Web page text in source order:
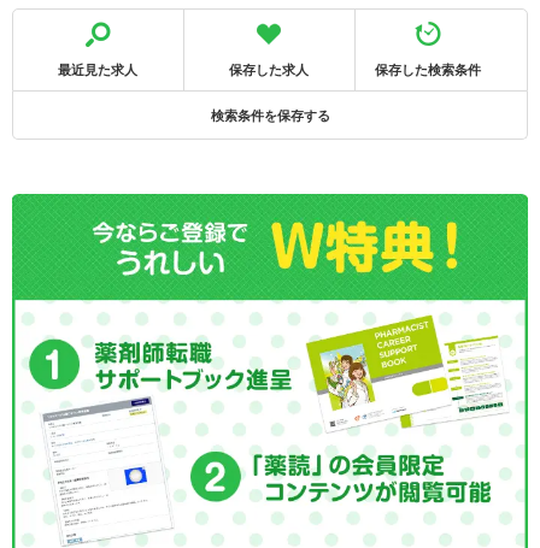
最近見た求人 保存した求人 保存した検索条件
検索条件を保存する